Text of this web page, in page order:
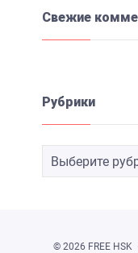
Свежие
Рубрики
© 2026 FREE HSK